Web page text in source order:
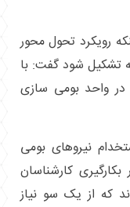
رویکرد تحول محور
تشکیل شود گفت: با
واحد بومی سازی
نیرو‌های بومی
کارشناسان
که از یک سو نیاز